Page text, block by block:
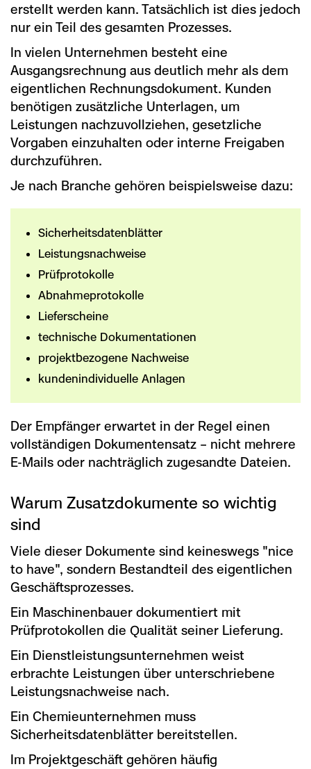
erstellt werden kann. Tatsächlich ist dies jedoch
nur ein Teil des gesamten Prozesses.
In vielen Unternehmen besteht eine
Ausgangsrechnung aus deutlich mehr als dem
eigentlichen Rechnungsdokument. Kunden
benötigen zusätzliche Unterlagen, um
Leistungen nachzuvollziehen, gesetzliche
Vorgaben einzuhalten oder interne Freigaben
durchzuführen.
Je nach Branche gehören beispielsweise dazu:
Sicherheitsdatenblätter
Leistungsnachweise
Prüfprotokolle
Abnahmeprotokolle
Lieferscheine
technische Dokumentationen
projektbezogene Nachweise
kundenindividuelle Anlagen
Der Empfänger erwartet in der Regel einen
vollständigen Dokumentensatz – nicht mehrere
E-Mails oder nachträglich zugesandte Dateien.
Warum Zusatzdokumente so wichtig
sind
Viele dieser Dokumente sind keineswegs "nice
to have", sondern Bestandteil des eigentlichen
Geschäftsprozesses.
Ein Maschinenbauer dokumentiert mit
Prüfprotokollen die Qualität seiner Lieferung.
Ein Dienstleistungsunternehmen weist
erbrachte Leistungen über unterschriebene
Leistungsnachweise nach.
Ein Chemieunternehmen muss
Sicherheitsdatenblätter bereitstellen.
Im Projektgeschäft gehören häufig